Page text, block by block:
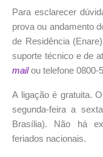
Para esclarecer
prova ou andamento
de Residência
suporte técnico e de
mailou telefone 0800-
A ligação é gratuita.
segunda-feira a
Brasília). Não há
feriados nacionais.